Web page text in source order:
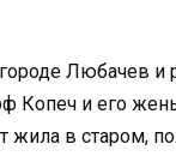
Любачев и
Копеч и его
жила в старом,